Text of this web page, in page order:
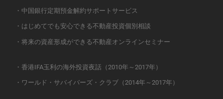
・中国銀行定期預金解約サポートサービス
・はじめてでも安心できる不動産投資個別相談
・将来の資産形成ができる不動産オンラインセミナー
・香港IFA玉利の海外投資夜話（2010年～2017年）
・ワールド・サバイバーズ・クラブ（2014年～2017年）